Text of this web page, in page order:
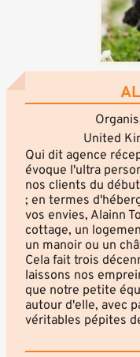
United
Qui dit agence
évoque l'ultra
nos clients du
; en termes
vos envies, Alainn
cottage, un
un manoir ou un
Cela fait trois
laissons nos
que notre petite
autour d'elle, avec
véritables pépites